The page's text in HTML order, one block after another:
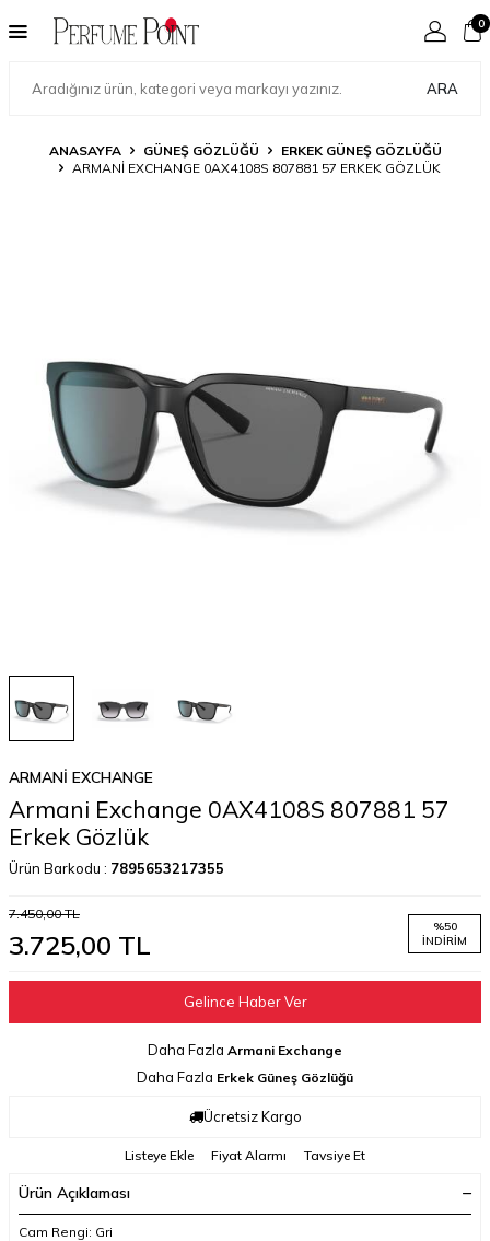
ARA
0
ANASAYFA GÜNEŞ GÖZLÜĞÜ
ERKEK GÜNEŞ GÖZLÜĞÜ
ARMANI EXCHANGE 0AX4108S 807881 57 ERKEK GÖZLÜK
ARMANI EXCHANGE
Armani Exchange 0AX4108S 807881 57
Erkek Gözlük
Ürün Barkodu : 7895653217355
7.450,00TL
3.725,00 TL
%50
İNDIRIM
Gelince Haber Ver
Daha Fazla Armani Exchange
Daha Fazla Erkek Güneş Gözlüğü
Ücretsiz Kargo
Listeye Ekle Fiyat Alarmı Tavsiye Et
Ürün Açıklaması
Cam Rengi: Gri